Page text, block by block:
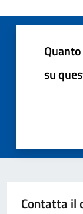
su
Contatta il